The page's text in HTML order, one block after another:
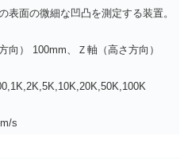
面の微細な凹凸を測定する装置。
向） 100mm、Ｚ軸（高さ方向）
s